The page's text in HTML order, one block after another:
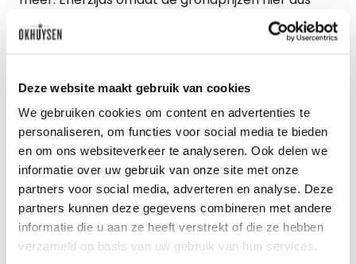
Deze website maakt gebruik van cookies
We gebruiken cookies om content en advertenties te
personaliseren, om functies voor social media te bieden
en om ons websiteverkeer te analyseren. Ook delen we
informatie over uw gebruik van onze site met onze
partners voor social media, adverteren en analyse. Deze
partners kunnen deze gegevens combineren met andere
informatie die u aan ze heeft verstrekt of die ze hebben
verzameld op basis van uw gebruik van hun services.
een stuk hoger liggen, maar anderzijds omdat de
extremen die het weer hierdoor steeds vaker
laten zien, is de hoeveelheid druiven – en daarmee
de hoeveelheid wijn – de laatste jaren bovendien
vaak onder het gemiddelde geweest. Hagel, regen,
vorst, hitte, droogte: het was allemaal in het
nadeel van de wijnproductie. Streken als de